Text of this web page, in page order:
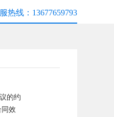
热线：13677659793
的约
效